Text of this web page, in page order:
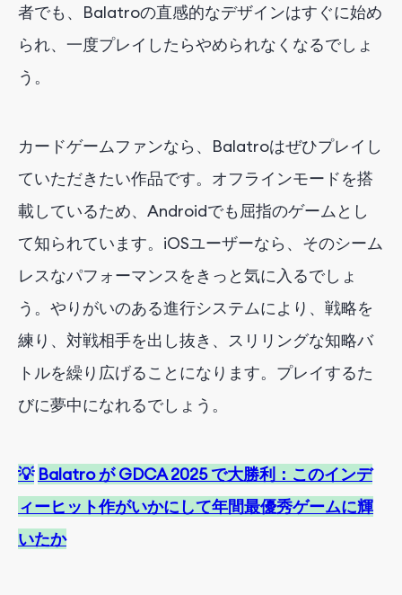
者でも、Balatroの直感的なデザインはすぐに始め
られ、一度プレイしたらやめられなくなるでしょ
う。
カードゲームファンなら、Balatroはぜひプレイし
ていただきたい作品です。オフラインモードを搭
載しているため、Androidでも屈指のゲームとし
て知られています。iOSユーザーなら、そのシーム
レスなパフォーマンスをきっと気に入るでしょ
う。やりがいのある進行システムにより、戦略を
練り、対戦相手を出し抜き、スリリングな知略バ
トルを繰り広げることになります。プレイするた
びに夢中になれるでしょう。
💡 Balatro が GDCA 2025 で大勝利：このインデ
ィーヒット作がいかにして年間最優秀ゲームに輝
いたか